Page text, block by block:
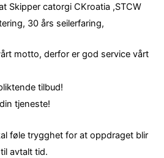
Skipper catorgi CKroatia ,STCW
30 års seilerfaring,
motto, derfor er god service vårt
tilbud!
tjeneste!
føle trygghet for at oppdraget blir
avtalt tid.